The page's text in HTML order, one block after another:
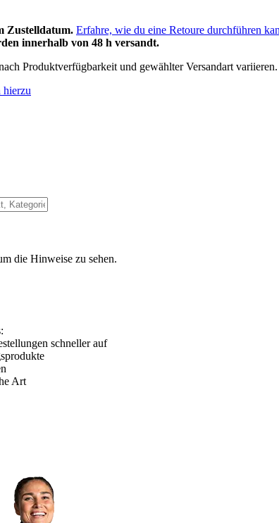
Zustelldatum. Erfahre, wie du eine Retoure durchführen
innerhalb von 48 h versandt.
Produktverfügbarkeit und gewählter Versandart variieren.
hierzu
die Hinweise zu sehen.
schneller auf
Art